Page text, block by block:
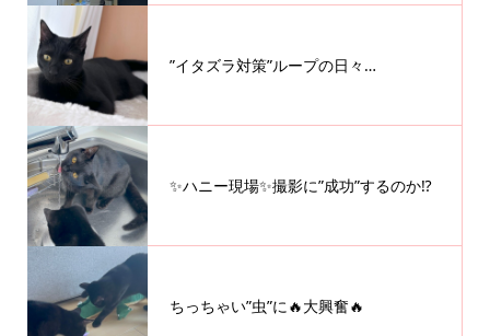
”イタズラ対策”ループの日々…
✨ハニー現場✨撮影に”成功”するのか⁉️
ちっちゃい”虫”に🔥大興奮🔥